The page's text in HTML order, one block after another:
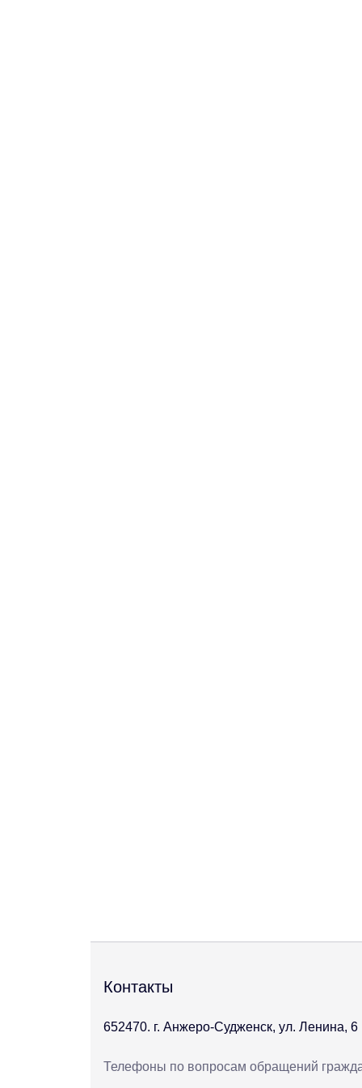
Контакты
652470. г. Анжеро-Судженск, ул. Ленина, 6
Телефоны по вопросам обращений